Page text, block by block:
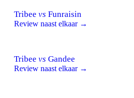
Tribee vs Funraisin
Review naast elkaar →
Tribee vs Gandee
Review naast elkaar →